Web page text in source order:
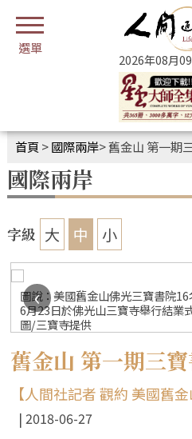
2026年08月
首頁 >國際兩岸>舊金山 第一期
國際兩岸
字級 大 中 小
圖說：美國舊金山佛光三寶書院
6月23日於佛光山三寶寺舉行結業
圖/三寶寺提供
‹
舊金山 第一期三
【人間社記者 觀約 美國舊金
2018-06-27